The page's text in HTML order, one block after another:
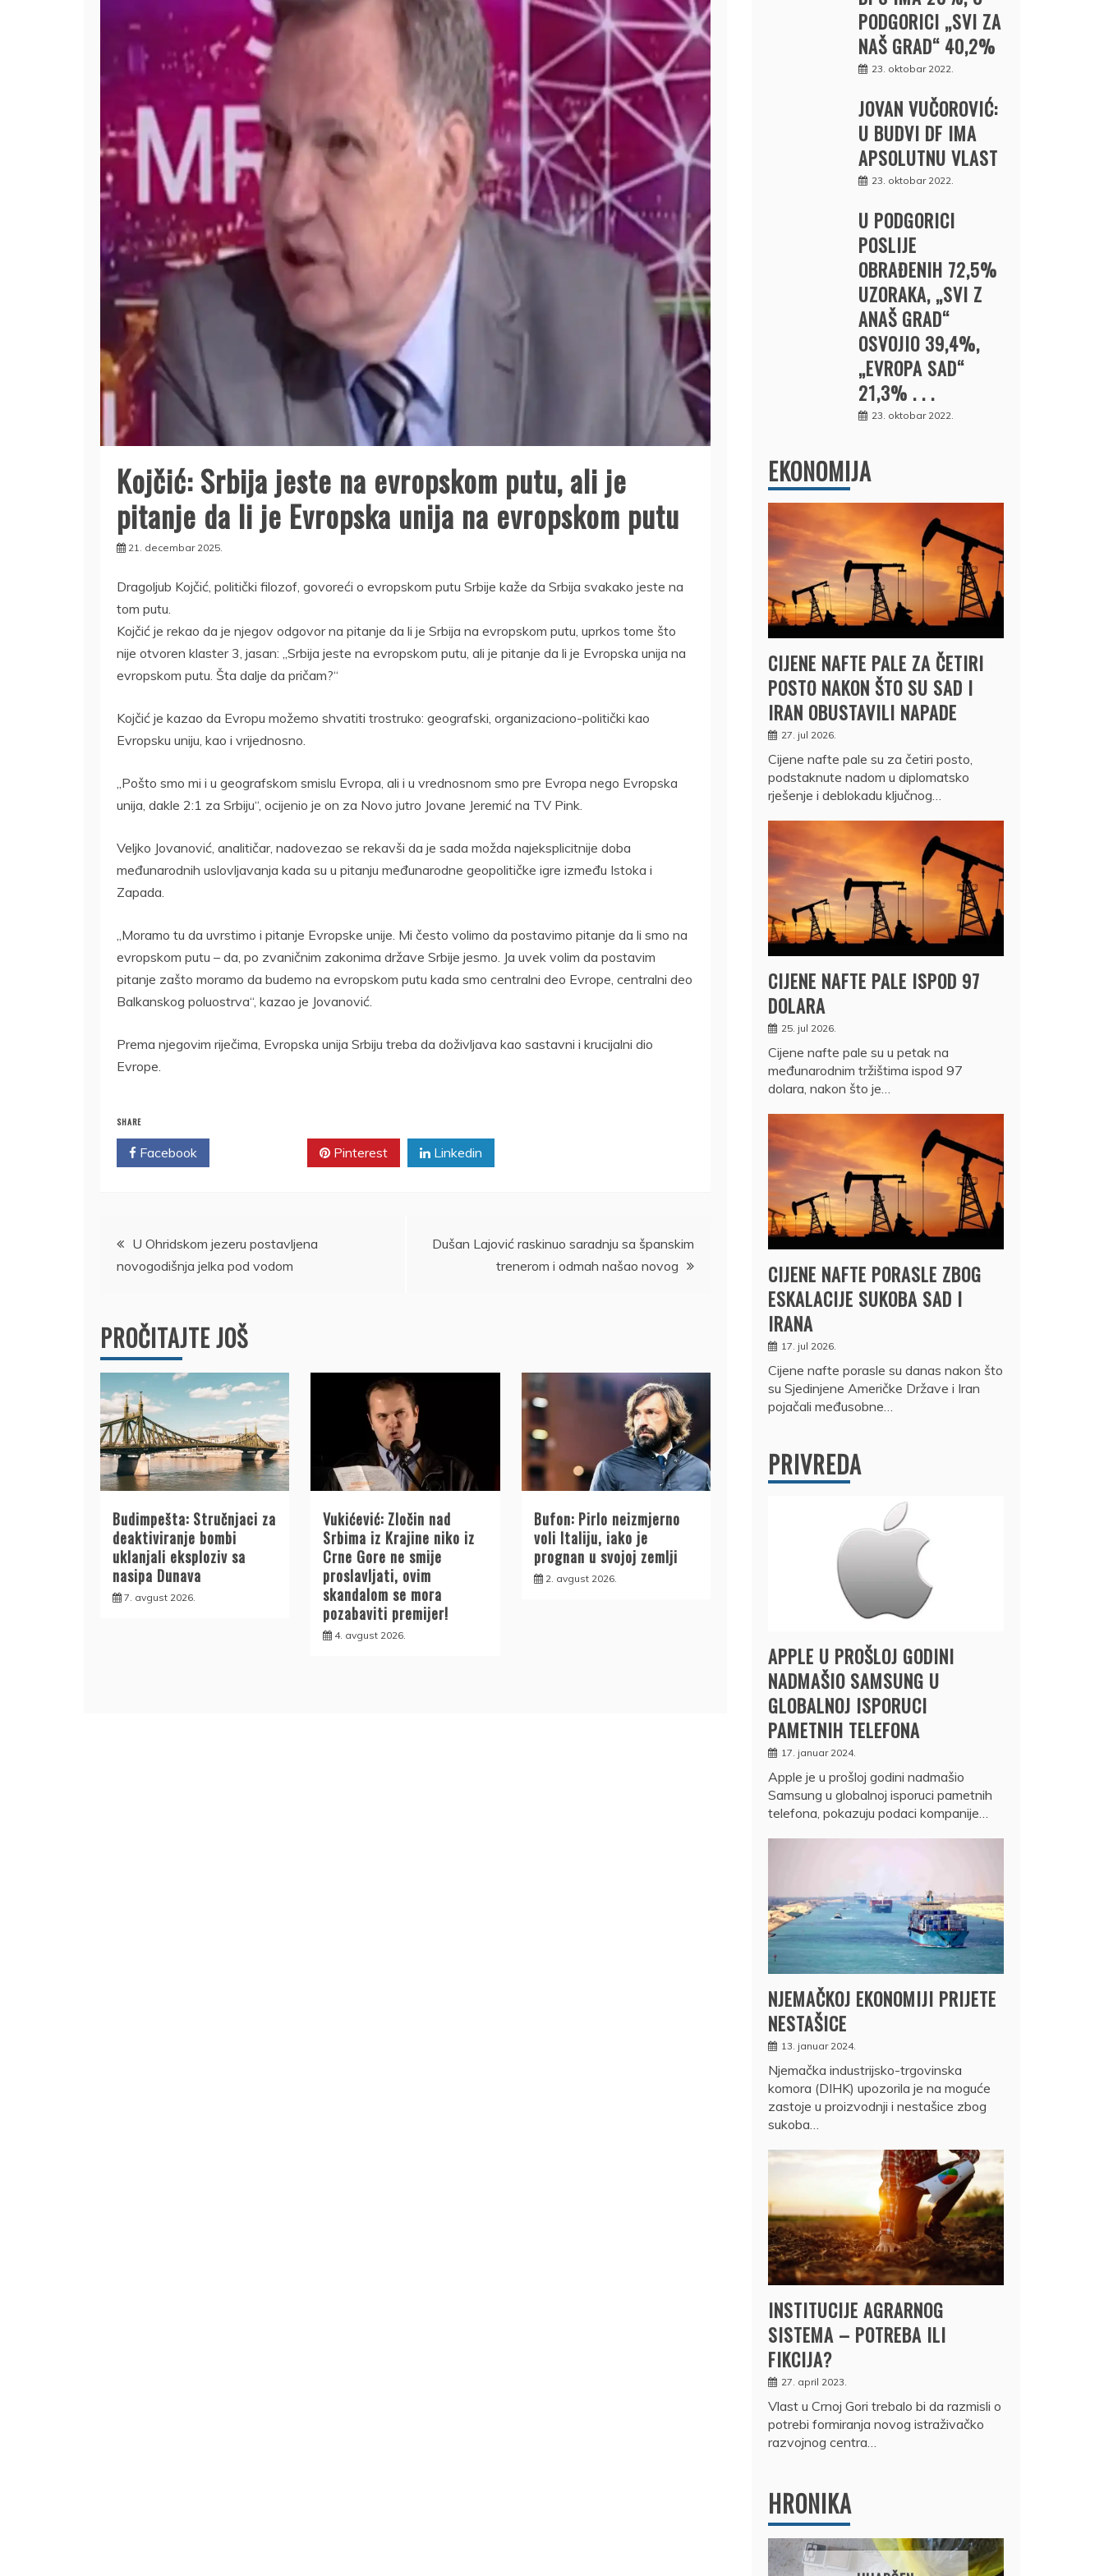
Kojčić: Srbija jeste na evropskom putu, ali je
pitanje da li je Evropska unija na evropskom putu
21. decembar 2025.
Dragoljub Kojčić, politički filozof, govoreći o evropskom putu Srbije kaže da Srbija svakako jeste na
tom putu.
Kojčić je rekao da je njegov odgovor na pitanje da li je Srbija na evropskom putu, uprkos tome što
nije otvoren klaster 3, jasan: „Srbija jeste na evropskom putu, ali je pitanje da li je Evropska unija na
evropskom putu. Šta dalje da pričam?“
Kojčić je kazao da Evropu možemo shvatiti trostruko: geografski, organizaciono-politički kao
Evropsku uniju, kao i vrijednosno.
„Pošto smo mi i u geografskom smislu Evropa, ali i u vrednosnom smo pre Evropa nego Evropska
unija, dakle 2:1 za Srbiju“, ocijenio je on za Novo jutro Jovane Jeremić na TV Pink.
Veljko Jovanović, analitičar, nadovezao se rekavši da je sada možda najeksplicitnije doba
međunarodnih uslovljavanja kada su u pitanju međunarodne geopolitičke igre između Istoka i
Zapada.
„Moramo tu da uvrstimo i pitanje Evropske unije. Mi često volimo da postavimo pitanje da li smo na
evropskom putu – da, po zvaničnim zakonima države Srbije jesmo. Ja uvek volim da postavim
pitanje zašto moramo da budemo na evropskom putu kada smo centralni deo Evrope, centralni deo
Balkanskog poluostrva“, kazao je Jovanović.
Prema njegovim riječima, Evropska unija Srbiju treba da doživljava kao sastavni i krucijalni dio
Evrope.
SHARE
Facebook Pinterest Linkedin
Kretanje
članka
U Ohridskom jezeru postavljena
novogodišnja jelka pod vodom
Dušan Lajović raskinuo saradnju sa španskim
trenerom i odmah našao novog
PROČITAJTE JOŠ
Budimpešta: Stručnjaci za
deaktiviranje bombi
uklanjali eksploziv sa
nasipa Dunava
7. avgust 2026.
Vukićević: Zločin nad
Srbima iz Krajine niko iz
Crne Gore ne smije
proslavljati, ovim
skandalom se mora
pozabaviti premijer!
4. avgust 2026.
Bufon: Pirlo neizmjerno
voli Italiju, iako je
prognan u svojoj zemlji
2. avgust 2026.
PODGORICI „SVI ZA
NAŠ GRAD“ 40,2%
23. oktobar 2022.
JOVAN VUČOROVIĆ:
U BUDVI DF IMA
APSOLUTNU VLAST
23. oktobar 2022.
U PODGORICI
POSLIJE
OBRAĐENIH 72,5%
UZORAKA, „SVI Z
ANAŠ GRAD“
OSVOJIO 39,4%,
„EVROPA SAD“
21,3% . . .
23. oktobar 2022.
EKONOMIJA
CIJENE NAFTE PALE ZA ČETIRI
POSTO NAKON ŠTO SU SAD I
IRAN OBUSTAVILI NAPADE
27. jul 2026.
Cijene nafte pale su za četiri posto,
podstaknute nadom u diplomatsko
rješenje i deblokadu ključnog…
CIJENE NAFTE PALE ISPOD 97
DOLARA
25. jul 2026.
Cijene nafte pale su u petak na
međunarodnim tržištima ispod 97
dolara, nakon što je…
CIJENE NAFTE PORASLE ZBOG
ESKALACIJE SUKOBA SAD I
IRANA
17. jul 2026.
Cijene nafte porasle su danas nakon što
su Sjedinjene Američke Države i Iran
pojačali međusobne…
PRIVREDA
APPLE U PROŠLOJ GODINI
NADMAŠIO SAMSUNG U
GLOBALNOJ ISPORUCI
PAMETNIH TELEFONA
17. januar 2024.
Apple je u prošloj godini nadmašio
Samsung u globalnoj isporuci pametnih
telefona, pokazuju podaci kompanije…
NJEMAČKOJ EKONOMIJI PRIJETE
NESTAŠICE
13. januar 2024.
Njemačka industrijsko-trgovinska
komora (DIHK) upozorila je na moguće
zastoje u proizvodnji i nestašice zbog
sukoba…
INSTITUCIJE AGRARNOG
SISTEMA – POTREBA ILI
FIKCIJA?
27. april 2023.
Vlast u Crnoj Gori trebalo bi da razmisli o
potrebi formiranja novog istraživačko
razvojnog centra…
HRONIKA